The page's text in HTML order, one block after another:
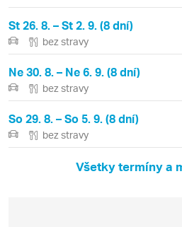
St 26. 8. – St 2. 9. (8 dní)
bez stravy
Ne 30. 8. – Ne 6. 9. (8 dní)
bez stravy
So 29. 8. – So 5. 9. (8 dní)
bez stravy
Všetky termíny a